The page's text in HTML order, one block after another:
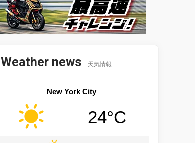
Weather news 天気情報
New York City
24°C